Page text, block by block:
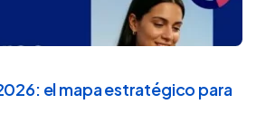
el mapa estratégico para